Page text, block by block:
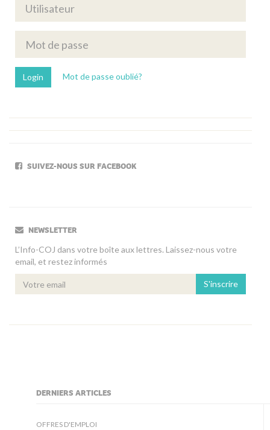
Mot de passe oublié?
SUIVEZ-NOUS SUR FACEBOOK
NEWSLETTER
L’Info-COJ dans votre boîte aux lettres. Laissez-nous votre
email, et restez informés
S'inscrire
DERNIERS ARTICLES
OFFRES D'EMPLOI